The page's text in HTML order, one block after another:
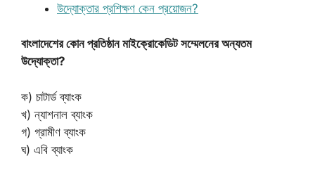
উদ্যোক্তার প্রশিক্ষণ কেন প্রয়োজন?
বাংলাদেশের কোন প্রতিষ্ঠান মাইক্রোকেডিট সম্মেলনের অন্যতম
উদ্যোক্তা?
ক) চাটার্ড ব্যাংক
খ) ন্যাশনাল ব্যাংক
গ) গ্রামীণ ব্যাংক
ঘ) এবি ব্যাংক